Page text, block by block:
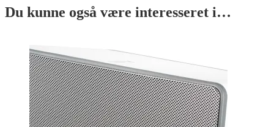
Du kunne også være interesseret i…